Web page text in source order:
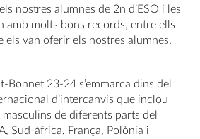
nostres alumnes de 2n d’ESO i les
amb molts bons records, entre ells
els van oferir els nostres alumnes.
Bonnet 23-24 s’emmarca dins del
d’intercanvis que inclou
de diferents parts del
Sud-àfrica, França, Polònia i